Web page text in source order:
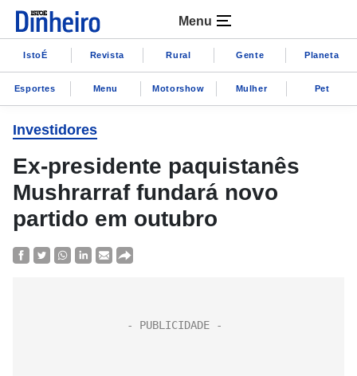
Menu
IstoÉ Revista Rural Gente Planeta
Esportes Menu Motorshow Mulher Pet
Investidores
Ex-presidente paquistanês
Mushrarraf fundará novo
partido em outubro